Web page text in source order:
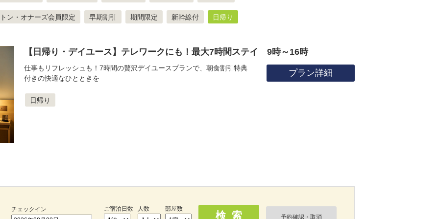
ン・オナーズ会員限定 早期割引 期間限定 新幹線付 日帰り
【日帰り・デイユース】テレワークにも！最大7時間ステイ 9時～16時
仕事もリフレッシュも！7時間の贅沢デイユースプランで、朝食割引特典
付きの快適なひとときを
日帰り
プラン詳細
チェックイン ご宿泊日数 人数
部屋数
予約確認・取消